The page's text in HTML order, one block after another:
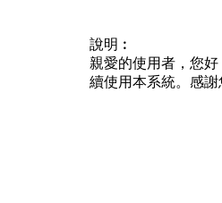
說明︰
親愛的使用者，您
續使用本系統。感謝